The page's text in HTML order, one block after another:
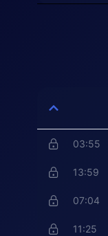
03:55
13:59
07:04
11:25